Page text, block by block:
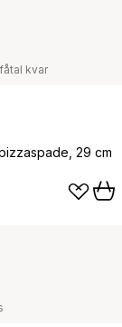
kvar
29 cm